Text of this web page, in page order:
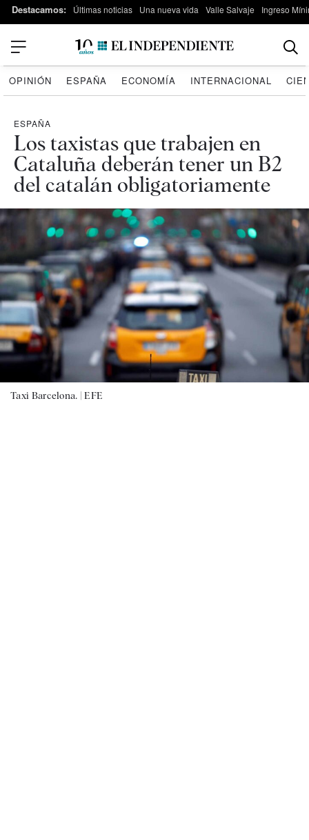
Destacamos: Últimas noticias Una nueva vida Valle Salvaje Ingreso
OPINIÓN ESPAÑA ECONOMÍA INTERNACIONAL
ESPAÑA
Los taxistas que trabajen en
Cataluña deberán tener un B2
del catalán obligatoriamente
Taxi Barcelona. |EFE